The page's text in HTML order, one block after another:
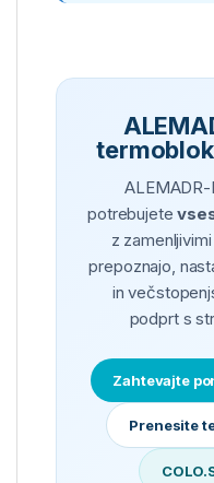
ALEMADR-
potrebujete
z
prepoznajo,
in
podprt s
Zahtevajte
Prenesite